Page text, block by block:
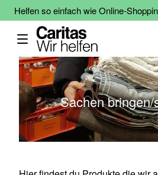
Helfen so einfach wie Online-
Sachen